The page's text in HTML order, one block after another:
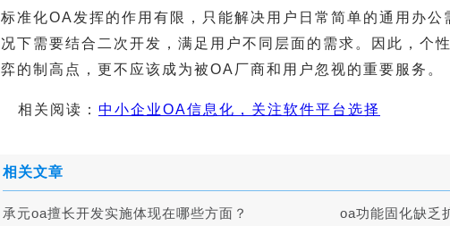
准化OA发挥的作用有限，只能解决用户日常简单的通用办公
下需要结合二次开发，满足用户不同层面的需求。因此，个
的制高点，更不应该成为被OA厂商和用户忽视的重要服务。
相关阅读： 中小企业OA信息化，关注软件平台选择
相关文章
承元oa擅长开发实施体现在哪些方面？ oa功能固化缺乏